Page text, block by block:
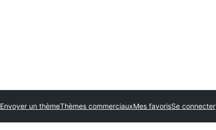
Envoyer un thèmeThèmes commerciauxMes favorisSe connecter